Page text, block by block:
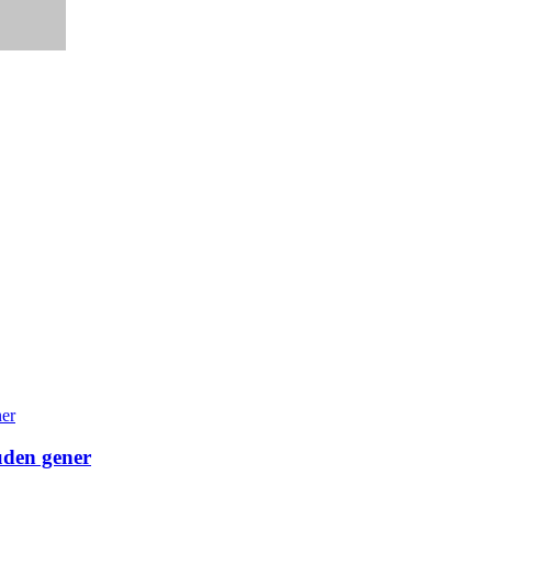
gener